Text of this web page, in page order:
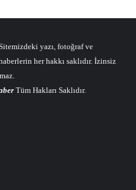
yazı, fotoğraf ve
her hakkı saklıdır. İzinsiz
Tüm Hakları Saklıdır.